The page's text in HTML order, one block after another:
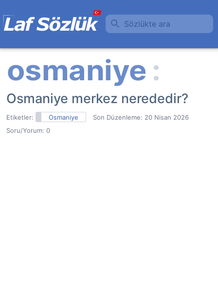
Sözlükte ara
Osmaniye merkez nerededir?
Etiketler: Osmaniye Son Düzenleme: 20 Nisan 2026
Soru/Yorum: 0